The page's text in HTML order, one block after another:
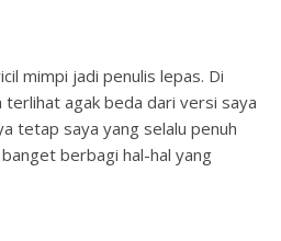
mimpi jadi penulis lepas. Di
terlihat agak beda dari versi saya
tetap saya yang selalu penuh
berbagi hal-hal yang